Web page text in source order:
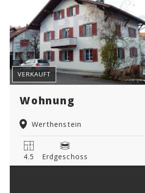
Wohnung
Werthenstein
VERKAUFT
4.5 Erdgeschoss